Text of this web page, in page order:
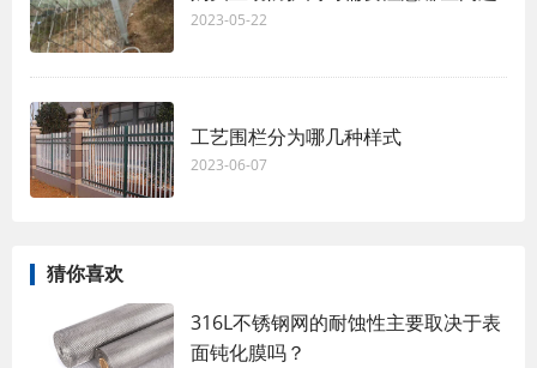
2023-05-22
工艺围栏分为哪几种样式
2023-06-07
猜你喜欢
316L不锈钢网的耐蚀性主要取决于表
面钝化膜吗？